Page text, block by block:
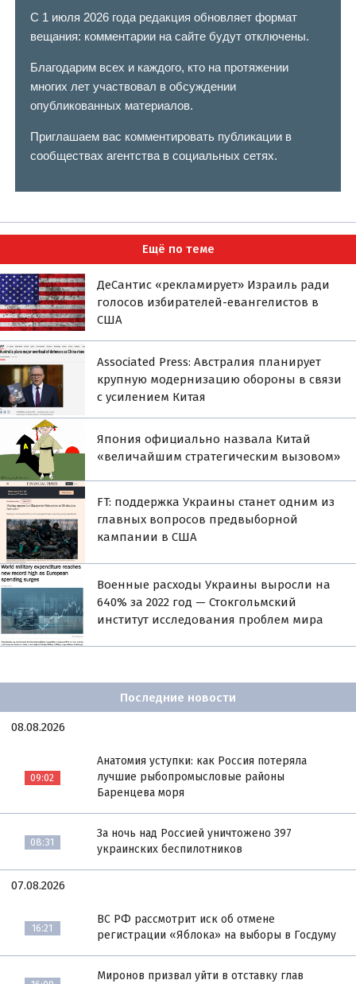
С 1 июля 2026 года редакция обновляет формат
вещания: комментарии на сайте будут отключены.
Благодарим всех и каждого, кто на протяжении
многих лет участвовал в обсуждении
опубликованных материалов.
Приглашаем вас комментировать публикации в
сообществах агентства в социальных сетях.
Ещё по теме
ДеСантис «рекламирует» Израиль ради
голосов избирателей-евангелистов в
США
Associated Press: Австралия планирует
крупную модернизацию обороны в связи
с усилением Китая
Япония официально назвала Китай
«величайшим стратегическим вызовом»
FT: поддержка Украины станет одним из
главных вопросов предвыборной
кампании в США
Военные расходы Украины выросли на
640% за 2022 год — Стокгольмский
институт исследования проблем мира
Последние новости
08.08.2026
09:02
Анатомия уступки: как Россия потеряла
лучшие рыбопромысловые районы
Баренцева моря
08:31
За ночь над Россией уничтожено 397
украинских беспилотников
07.08.2026
16:21
ВС РФ рассмотрит иск об отмене
регистрации «Яблока» на выборы в Госдуму
Миронов призвал уйти в отставку глав